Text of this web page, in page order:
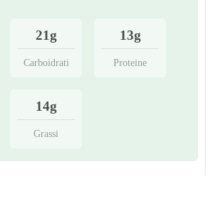
21g
Carboidrati
13g
Proteine
14g
Grassi